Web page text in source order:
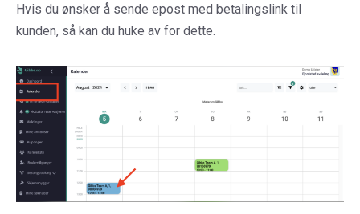
Hvis du ønsker å sende epost med betalingslink til
kunden, så kan du huke av for dette.